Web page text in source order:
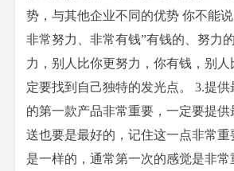
势，与其他企业不同的优势 你不能
非常努力、非常有钱”有钱的、努力
力，别人比你更努力，你有钱，别人
定要找到自己独特的发光点。 3.提
的第一款产品非常重要，一定要提供
送也要是最好的，记住这一点非常
是一样的，通常第一次的感觉是非常